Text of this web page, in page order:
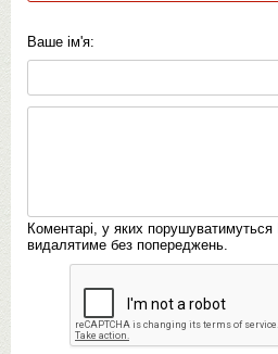
Ваше ім'я:
Коментарі, у яких порушуватимуться
видалятиме без попереджень.